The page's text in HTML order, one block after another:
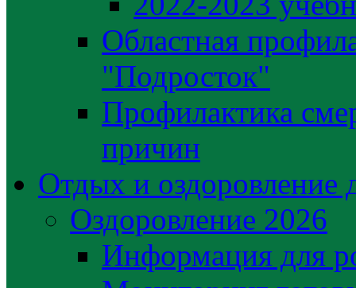
Областная
"Подросток"
Профилактика
причин
Отдых и оздоровление
Оздоровление 2026
Информация для